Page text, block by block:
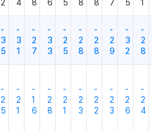
2
4
8
6
5
8
8
7
5
1
-
3
5
-
3
1
-
2
7
-
3
3
-
2
5
-
2
8
-
2
8
-
2
9
-
3
2
-
2
8
-
2
5
-
2
1
-
1
6
-
2
8
-
2
1
-
2
3
-
2
2
-
2
3
-
2
6
-
2
4